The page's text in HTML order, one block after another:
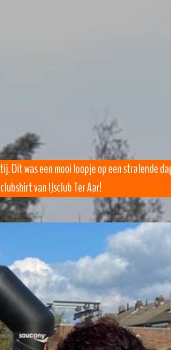
Dit was een mooi loopje op een stralende
van IJsclub Ter Aar!